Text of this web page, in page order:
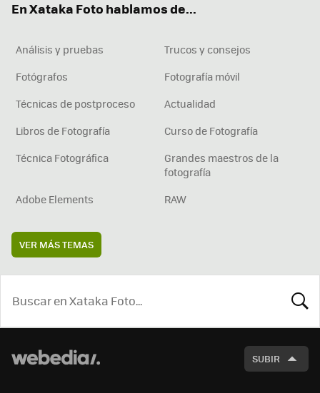
En Xataka Foto hablamos de...
Análisis y pruebas
Trucos y consejos
Fotógrafos
Fotografía móvil
Técnicas de postproceso
Actualidad
Libros de Fotografía
Curso de Fotografía
Técnica Fotográfica
Grandes maestros de la
fotografía
Adobe Elements
RAW
VER MÁS TEMAS
SUBIR